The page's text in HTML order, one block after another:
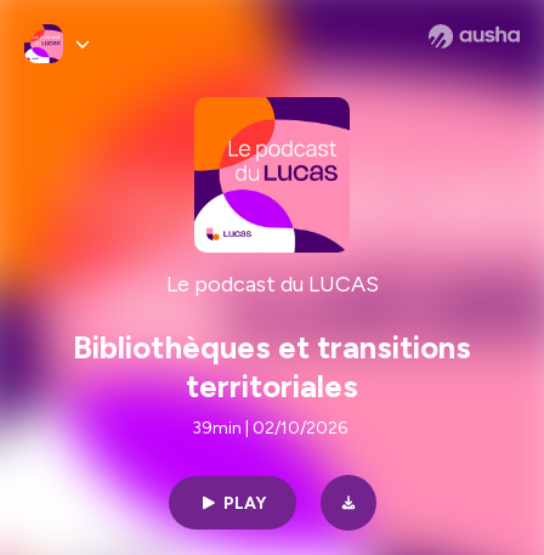
Le podcast du LUCAS
Bibliothèques et transitions
territoriales
39min | 02/10/2026
PLAY